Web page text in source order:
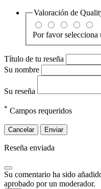
Valoración de
Por favor selecciona
Título de tu reseña
Su nombre
Su reseña
* Campos requeridos
Cancelar Enviar
Reseña enviada
Su comentario ha sido
aprobado por un moderador.